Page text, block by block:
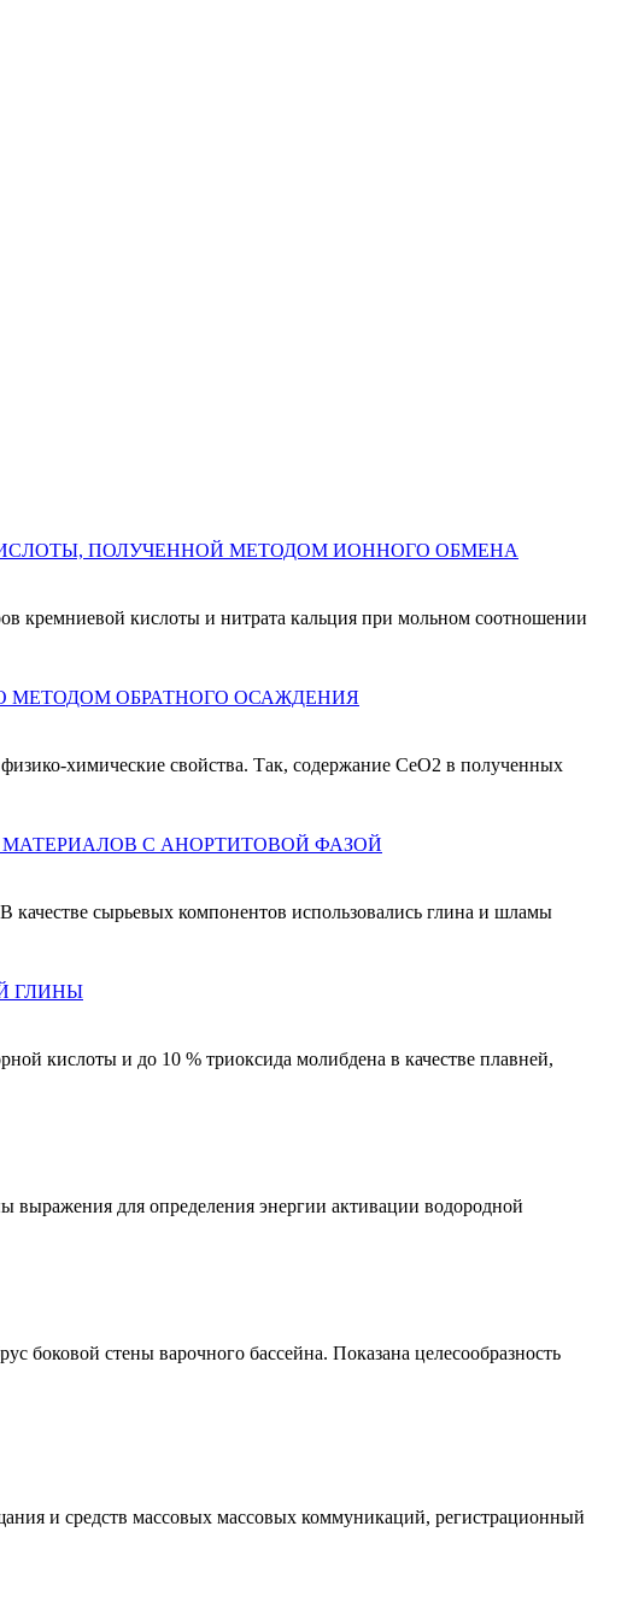
ПОЛУЧЕННОЙ МЕТОДОМ ИОННОГО ОБМЕНА
кремниевой кислоты и нитрата кальция при мольном соотношении
МЕТОДОМ ОБРАТНОГО ОСАЖДЕНИЯ
химические свойства. Так, содержание CeO2 в полученных
С АНОРТИТОВОЙ ФАЗОЙ
качестве сырьевых компонентов использовались глина и шламы
ГЛИНЫ
кислоты и до 10 % триоксида молибдена в качестве плавней,
для определения энергии активации водородной
боковой стены варочного бассейна. Показана целесообразность
и средств массовых массовых коммуникаций, регистрационный